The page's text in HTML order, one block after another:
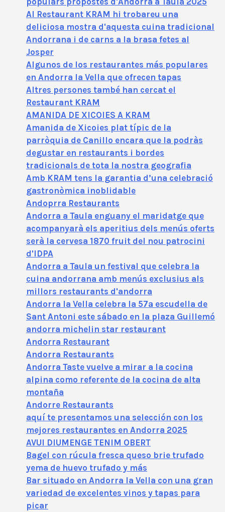
Al Restaurant KRAM hi trobareu una
deliciosa mostra d'aquesta cuina tradicional
Andorrana i de carns a la brasa fetes al
Josper
Algunos de los restaurantes más populares
en Andorra la Vella que ofrecen tapas
Altres persones també han cercat el
Restaurant KRAM
AMANIDA DE XICOIES A KRAM
Amanida de Xicoies plat típic de la
parròquia de Canillo encara que la podràs
degustar en restaurants i bordes
tradicionals de tota la nostra geografia
Amb KRAM tens la garantia d’una celebració
gastronòmica inoblidable
Andoprra Restaurants
Andorra a Taula enguany el maridatge que
acompanyarà els aperitius dels menús oferts
serà la cervesa 1870 fruit del nou patrocini
d'IDPA
Andorra a Taula un festival que celebra la
cuina andorrana amb menús exclusius als
millors restaurants d'andorra
Andorra la Vella celebra la 57ª escudella de
Sant Antoni este sábado en la plaza Guillemó
andorra michelin star restaurant
Andorra Restaurant
Andorra Restaurants
Andorra Taste vuelve a mirar a la cocina
alpina como referente de la cocina de alta
montaña
Andorre Restaurants
aquí te presentamos una selección con los
mejores restaurantes en Andorra 2025
AVUI DIUMENGE TENIM OBERT
Bagel con rúcula fresca queso brie trufado
yema de huevo trufado y más
Bar situado en Andorra la Vella con una gran
variedad de excelentes vinos y tapas para
picar